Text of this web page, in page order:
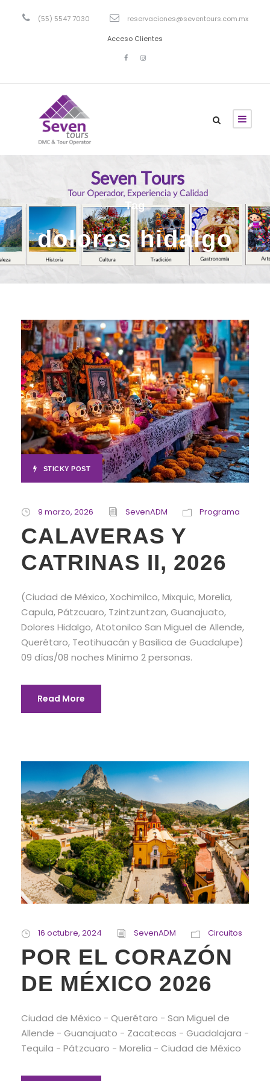
(55) 5547 7030 reservaciones@seventours.com.mx
Acceso Clientes
Tag
dolores hidalgo
STICKY POST
9 marzo, 2026 SevenADM Programa
CALAVERAS Y
CATRINAS II, 2026
(Ciudad de México, Xochimilco, Mixquic, Morelia,
Capula, Pátzcuaro, Tzintzuntzan, Guanajuato,
Dolores Hidalgo, Atotonilco San Miguel de Allende,
Querétaro, Teotihuacán y Basilica de Guadalupe)
09 días/08 noches Mínimo 2 personas.
Read More
16 octubre, 2024 SevenADM Circuitos
POR EL CORAZÓN
DE MÉXICO 2026
Ciudad de México - Querétaro - San Miguel de
Allende - Guanajuato - Zacatecas - Guadalajara -
Tequila - Pátzcuaro - Morelia - Ciudad de México